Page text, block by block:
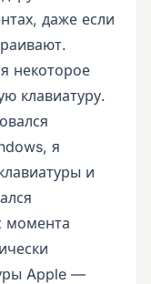
даже если
некоторое
клавиатуру.
я
и
момента
Apple —